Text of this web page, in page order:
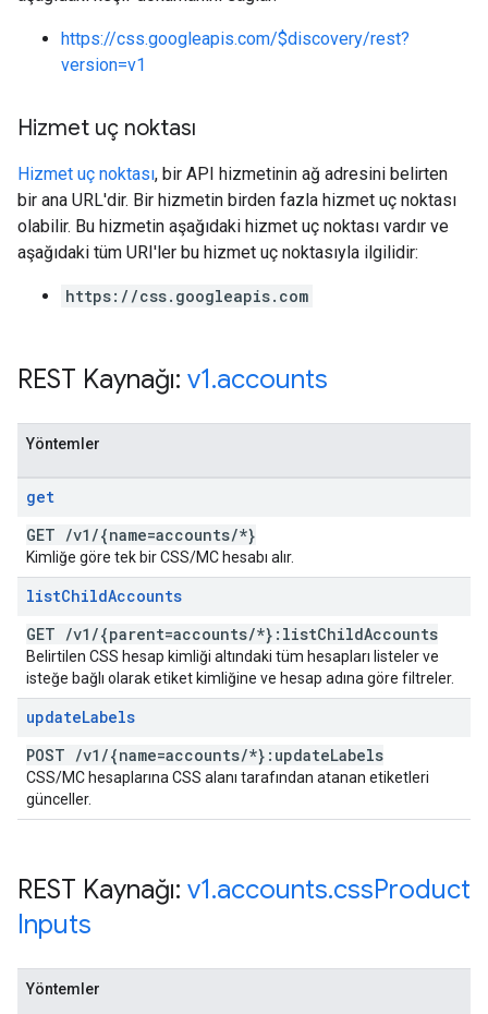
https://css.googleapis.com/$discovery/rest?
version=v1
Hizmet uç noktası
Hizmet uç noktası, bir API hizmetinin ağ adresini belirten
bir ana URL'dir. Bir hizmetin birden fazla hizmet uç noktası
olabilir. Bu hizmetin aşağıdaki hizmet uç noktası vardır ve
aşağıdaki tüm URI'ler bu hizmet uç noktasıyla ilgilidir:
https://css.googleapis.com
REST Kaynağı: v1.accounts
Yöntemler
get
GET /v1 /{name=accounts/*}
Kimliğe göre tek bir CSS/MC hesabı alır.
listChildAccounts
GET /v1 /{parent=accounts/*}:listChildAccounts
Belirtilen CSS hesap kimliği altındaki tüm hesapları listeler ve
isteğe bağlı olarak etiket kimliğine ve hesap adına göre filtreler.
updateLabels
POST /v1 /{name=accounts/*}:updateLabels
CSS/MC hesaplarına CSS alanı tarafından atanan etiketleri
günceller.
REST Kaynağı: v1.accounts.cssProduct
Inputs
Yöntemler